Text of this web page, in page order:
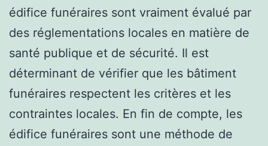
édifice funéraires sont vraiment évalué par
des réglementations locales en matière de
santé publique et de sécurité. Il est
déterminant de vérifier que les bâtiment
funéraires respectent les critères et les
contraintes locales. En fin de compte, les
édifice funéraires sont une méthode de